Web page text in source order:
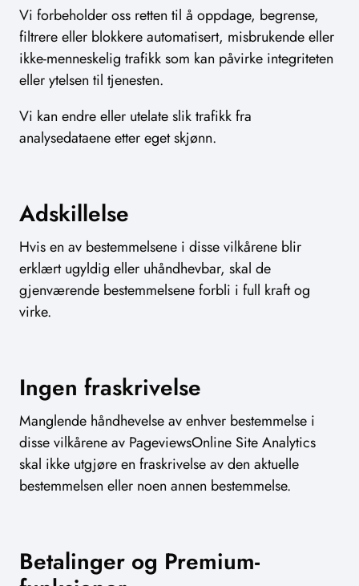
Vi forbeholder oss retten til å oppdage, begrense,
filtrere eller blokkere automatisert, misbrukende eller
ikke-menneskelig trafikk som kan påvirke integriteten
eller ytelsen til tjenesten.
Vi kan endre eller utelate slik trafikk fra
analysedataene etter eget skjønn.
Adskillelse
Hvis en av bestemmelsene i disse vilkårene blir
erklært ugyldig eller uhåndhevbar, skal de
gjenværende bestemmelsene forbli i full kraft og
virke.
Ingen fraskrivelse
Manglende håndhevelse av enhver bestemmelse i
disse vilkårene av PageviewsOnline Site Analytics
skal ikke utgjøre en fraskrivelse av den aktuelle
bestemmelsen eller noen annen bestemmelse.
Betalinger og Premium-